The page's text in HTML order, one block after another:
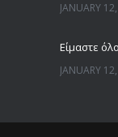
JANUARY
Είμαστε
JANUARY